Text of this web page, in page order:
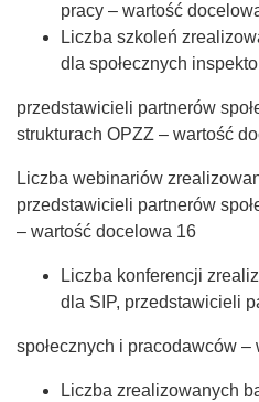
pracy – wartość
Liczba szkoleń
dla społecznych
przedstawicieli partnerów
strukturach OPZZ – wartość
Liczba webinariów
przedstawicieli partnerów
– wartość docelowa 16
Liczba konferencji
dla SIP, przedstawicieli
społecznych i pracodawców
Liczba zrealizowanych